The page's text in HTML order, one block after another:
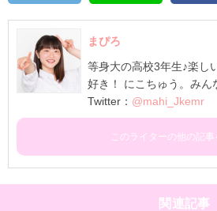
まぴろ
等身大の高校3年生♪楽し
好き！ にこちゅう。みん
Twitter： @mahi_Jkemr
このライターの他の記事
関連記事